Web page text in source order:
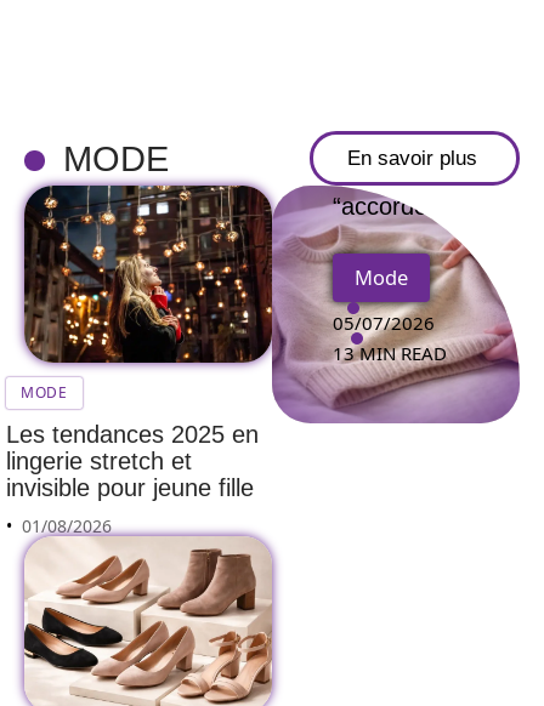
MODE En savoir plus
MODE
Les tendances 2025 en
lingerie stretch et
invisible pour jeune fille
01/08/2026
faire, sans
effet
“accordéon”
Mode
05/07/2026
13 MIN READ